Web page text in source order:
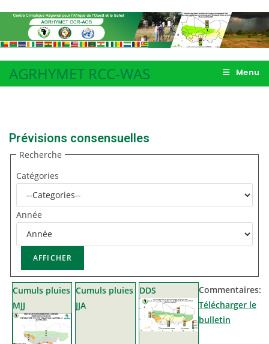
AGRHYMET RCC-WAS Menu
Prévisions consensuelles
Recherche
Catégories
Année
Cumuls pluies
MJJ
Cumuls pluies
JJA
DDS
Commentaires:
Télécharger le
bulletin